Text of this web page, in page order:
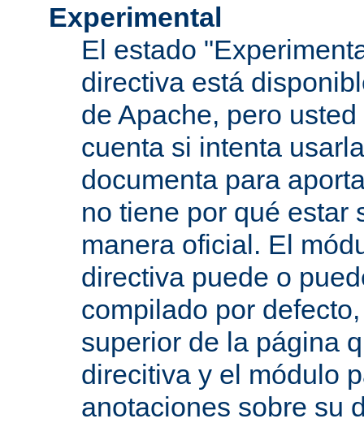
Experimental
El estado
directiva está
de Apache, pero
cuenta si intenta
documenta para
no tiene por qué estar
manera oficial. El
directiva puede o
compilado por
superior de la página
direcitiva y el módulo
anotaciones sobre su